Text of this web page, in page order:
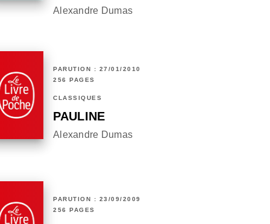
Alexandre Dumas
PARUTION : 27/01/2010
256 PAGES
CLASSIQUES
PAULINE
Alexandre Dumas
PARUTION : 23/09/2009
256 PAGES